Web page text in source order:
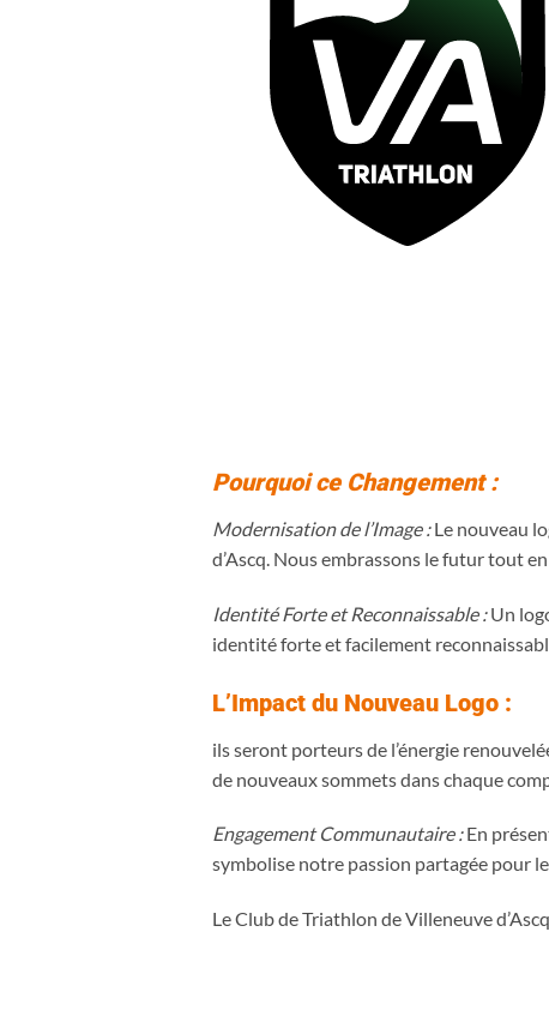
Pourquoi ce Changement :
Modernisation de l’Image :Le nouveau
d’Ascq. Nous embrassons le futur tout
Identité Forte et Reconnaissable :Un
identité forte et facilement
L’Impact du Nouveau Logo :
ils seront porteurs de l’énergie
de nouveaux sommets dans chaque
Engagement Communautaire :En
symbolise notre passion partagée pour
Le Club de Triathlon de Villeneuve